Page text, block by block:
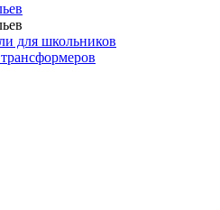
для школьников